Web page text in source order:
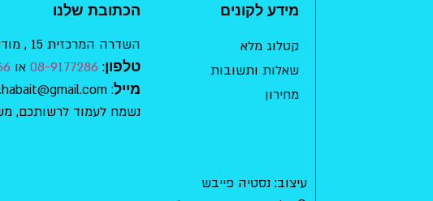
מידע לקונים
קטלוג מלא
שאלות ותשובות
מחירון
הכתובת שלנו
השדרה המרכזית 15 , מודיעין-מכבים-רעות
טלפון:
08-9177286 או
מייל: mishkafaim.ad.habait@gmail.com
נשמח לעמוד לרשותכם,
עיצוב: נסטיה פייבש